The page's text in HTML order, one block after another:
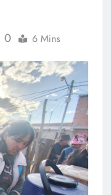
0 6 Mins